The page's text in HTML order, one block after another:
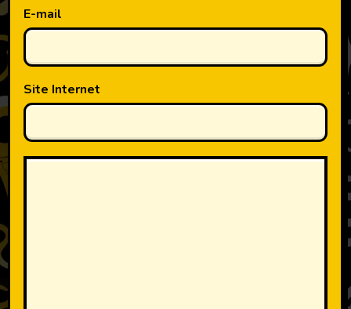
E-mail
Site Internet